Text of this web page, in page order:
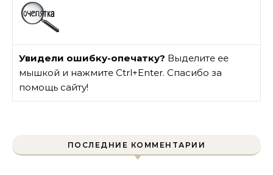
Увидели ошибку-опечатку? Выделите ее
мышкой и нажмите Ctrl+Enter. Спасибо за
помощь сайту!
ПОСЛЕДНИЕ КОММЕНТАРИИ